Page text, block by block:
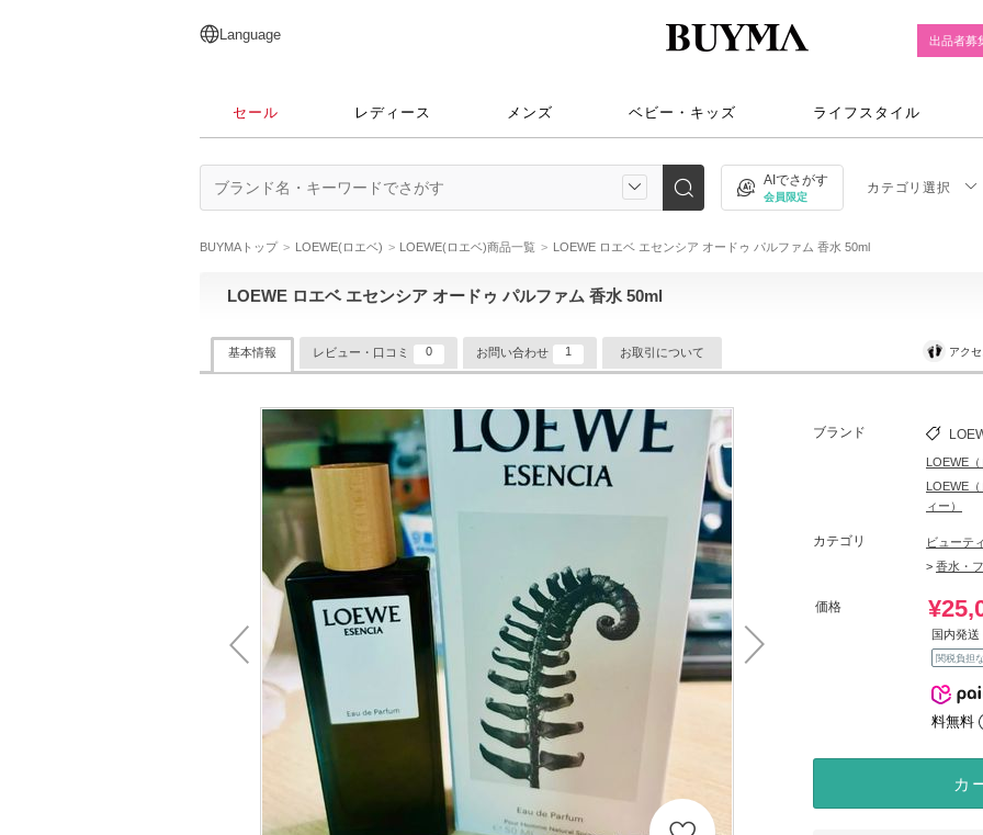
日本語
English
简体中文
繁體中文
Language 出品者募
セール レディース メンズ ベビー・キッズ ライフスタイル
AIでさがす
会員限定
カテゴリ選択
BUYMAトップ LOEWE(ロエベ) LOEWE(ロエベ)商品一覧 LOEWE ロエベ エセンシア オードゥ パルファム 香水 50ml
LOEWE ロエベ エセンシア オードゥ パルファム 香水 50ml
基本情報 レビュー・口コミ 0 お問い合わせ 1 お取引について アク
ブランド
LOEWE（
LOEWE
ィー）
カテゴリ
ビューテ
> 香水・
価格
国内発
関税負担な
料無料
カ